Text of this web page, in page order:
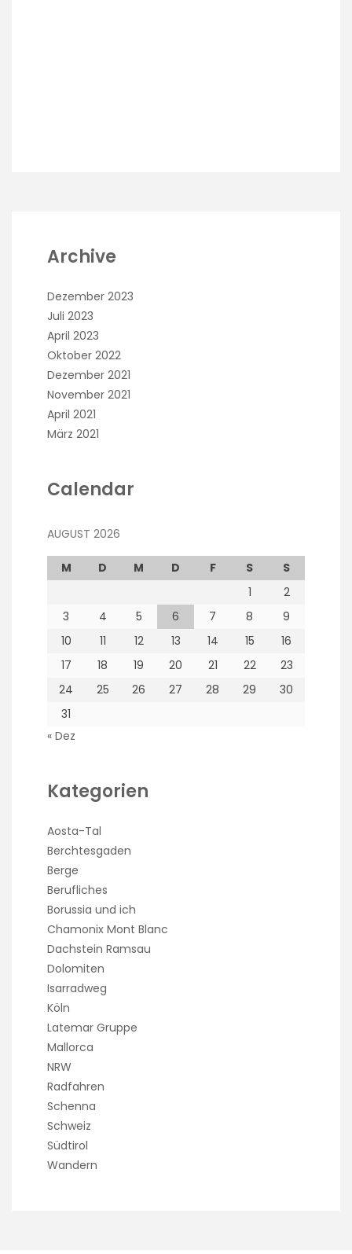
Archive
Dezember 2023
Juli 2023
April 2023
Oktober 2022
Dezember 2021
November 2021
April 2021
März 2021
Calendar
AUGUST 2026
M D M D F S
S
1
2
3
4 5 6 7 8
9
10
11 12 13 14 15
16
17
18 19 20 21 22
23
24
25 26 27 28 29
30
31
« Dez
Kategorien
Aosta-Tal
Berchtesgaden
Berge
Berufliches
Borussia und ich
Chamonix Mont Blanc
Dachstein Ramsau
Dolomiten
Isarradweg
Köln
Latemar Gruppe
Mallorca
NRW
Radfahren
Schenna
Schweiz
Südtirol
Wandern